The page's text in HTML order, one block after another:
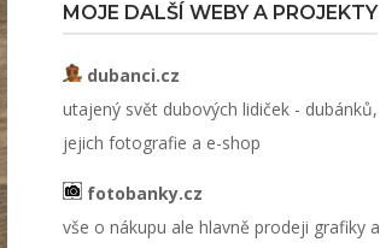
MOJE DALŠÍ WEBY A PROJEKTY
dubanci.cz
utajený svět dubových lidiček - dubánků,
jejich fotografie a e-shop
fotobanky.cz
vše o nákupu ale hlavně prodeji grafiky a